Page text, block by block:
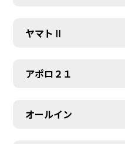
ヤマトⅡ
アポロ２１
オールイン